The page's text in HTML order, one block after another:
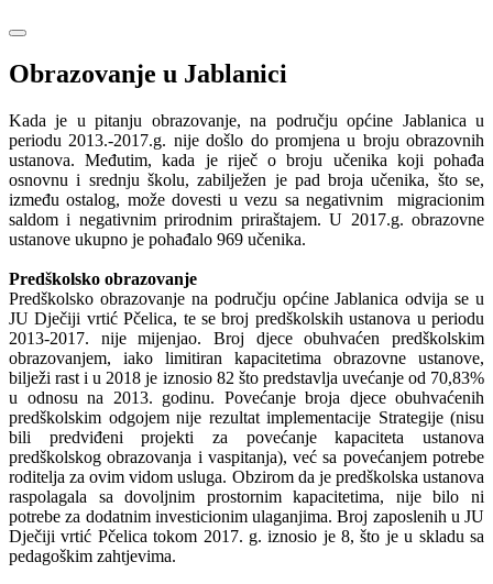
Obrazovanje u Jablanici
Kada je u pitanju obrazovanje, na području općine Jablanica u
periodu 2013.-2017.g. nije došlo do promjena u broju obrazovnih
ustanova. Međutim, kada je riječ o broju učenika koji pohađa
osnovnu i srednju školu, zabilježen je pad broja učenika, što se,
između ostalog, može dovesti u vezu sa negativnim migracionim
saldom i negativnim prirodnim priraštajem. U 2017.g. obrazovne
ustanove ukupno je pohađalo 969 učenika.
Predškolsko obrazovanje
Predškolsko obrazovanje na području općine Jablanica odvija se u
JU Dječiji vrtić Pčelica, te se broj predškolskih ustanova u periodu
2013-2017. nije mijenjao. Broj djece obuhvaćen predškolskim
obrazovanjem, iako limitiran kapacitetima obrazovne ustanove,
bilježi rast i u 2018 je iznosio 82 što predstavlja uvećanje od 70,83%
u odnosu na 2013. godinu. Povećanje broja djece obuhvaćenih
predškolskim odgojem nije rezultat implementacije Strategije (nisu
bili predviđeni projekti za povećanje kapaciteta ustanova
predškolskog obrazovanja i vaspitanja), već sa povećanjem potrebe
roditelja za ovim vidom usluga. Obzirom da je predškolska ustanova
raspolagala sa dovoljnim prostornim kapacitetima, nije bilo ni
potrebe za dodatnim investicionim ulaganjima. Broj zaposlenih u JU
Dječiji vrtić Pčelica tokom 2017. g. iznosio je 8, što je u skladu sa
pedagoškim zahtjevima.